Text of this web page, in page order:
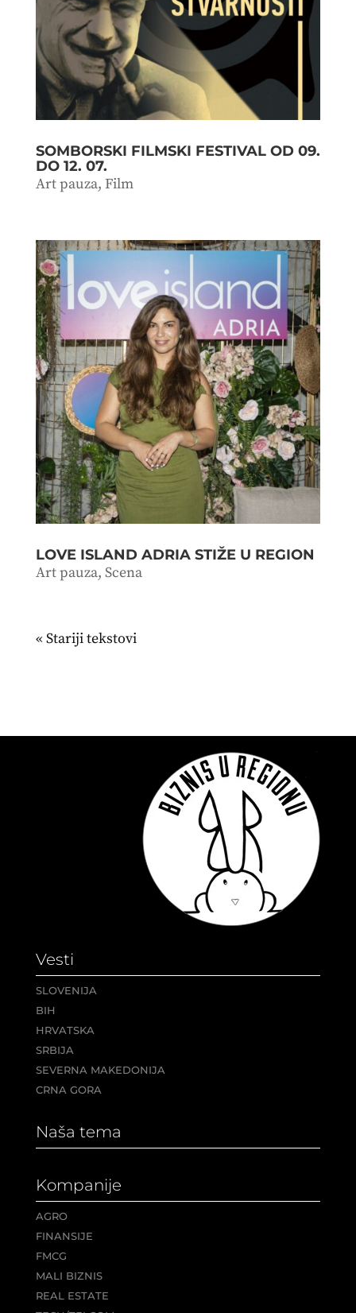
SOMBORSKI FILMSKI FESTIVAL OD 09.
DO 12. 07.
Art pauza, Film
LOVE ISLAND ADRIA STIŽE U REGION
Art pauza, Scena
« Stariji unosi
Vesti
SLOVENIJA
BIH
HRVATSKA
SRBIJA
SEVERNA MAKEDONIJA
CRNA GORA
Naša tema
Kompanije
AGRO
FINANSIJE
FMCG
MALI BIZNIS
REAL ESTATE